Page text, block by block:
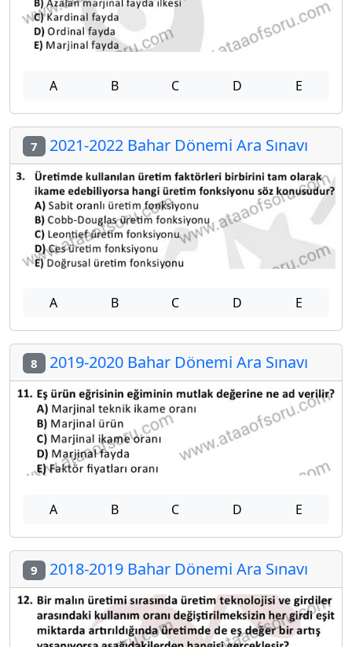
A B C D E
7 2021-2022 Bahar Dönemi Ara Sınavı
A B C D E
8 2019-2020 Bahar Dönemi Ara Sınavı
A B C D E
9 2018-2019 Bahar Dönemi Ara Sınavı